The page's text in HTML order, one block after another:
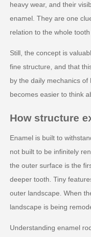
heavy wear, and their
enamel. They are one
relation to the whole
Still, the concept is
fine structure, and that
by the daily mechanics
becomes easier to think
How structure
Enamel is built to
not built to be infinitely
the outer surface is the
deeper tooth. Tiny
outer landscape. When
landscape is being
Understanding enamel